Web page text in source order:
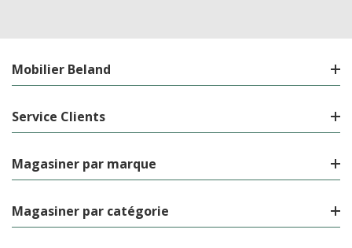
Mobilier Beland
Service Clients
Magasiner par marque
Magasiner par catégorie